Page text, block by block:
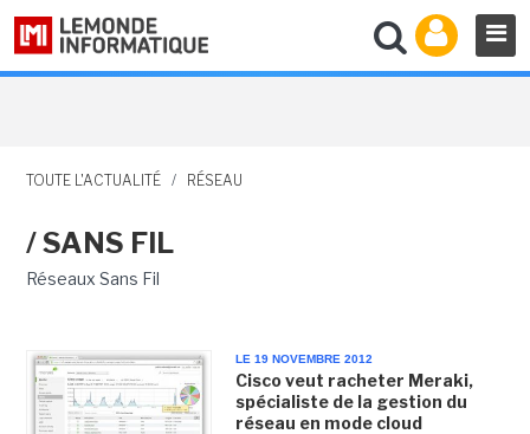
TOUTE L'ACTUALITÉ / RÉSEAU
/ SANS FIL
Réseaux Sans Fil
LE 19 NOVEMBRE 2012
Cisco veut racheter Meraki,
spécialiste de la gestion du
réseau en mode cloud